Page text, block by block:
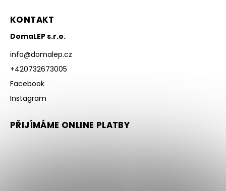
KONTAKT
DomaLEP s.r.o.
info@domalep.cz
+420732673005
Facebook
Instagram
PŘIJÍMÁME ONLINE PLATBY